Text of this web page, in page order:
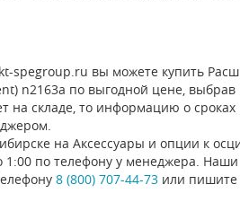
spegroup.ru вы можете купить
n2163a по выгодной цене,
на складе, то информацию о
на Аксессуары и опции к
1:00 по телефону у менеджера.
8 (800) 707-44-73или пишите